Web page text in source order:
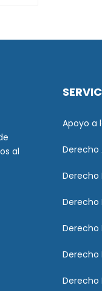
al
Apoyo a
Derecho
Derecho
Derecho
Derecho
Derecho
Derecho